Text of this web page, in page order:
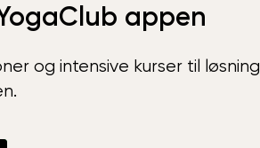
appen
og intensive kurser til løsning